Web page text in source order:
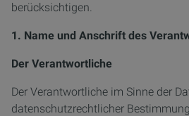
berücksichtigen.
1. Name und Anschrift des
Der Verantwortliche
Der Verantwortliche im Sinne der
datenschutzrechtlicher